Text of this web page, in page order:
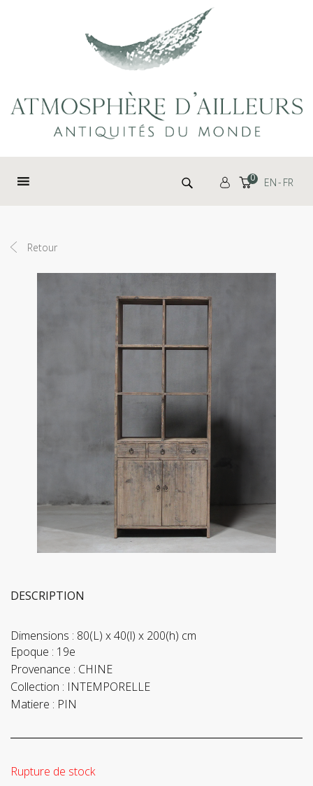
Rechercher : 0 EN FR
Retour
DESCRIPTION
Dimensions : 80(L) x 40(l) x 200(h) cm
Epoque : 19e
Provenance : CHINE
Collection : INTEMPORELLE
Matiere : PIN
Rupture de stock